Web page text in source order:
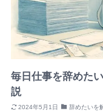
毎日仕事を辞めた
説
2024年5月1日 辞めたいを